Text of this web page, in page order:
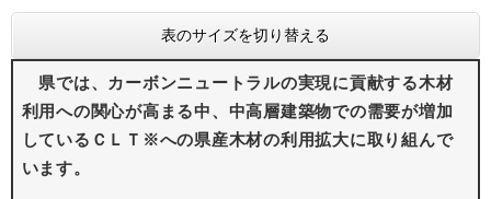
表のサイズを切り替える
県では、カーボンニュートラルの実現に貢献する木材
利用への関心が高まる中、中高層建築物での需要が増加
しているＣＬＴ※への県産木材の利用拡大に取り組んで
います。